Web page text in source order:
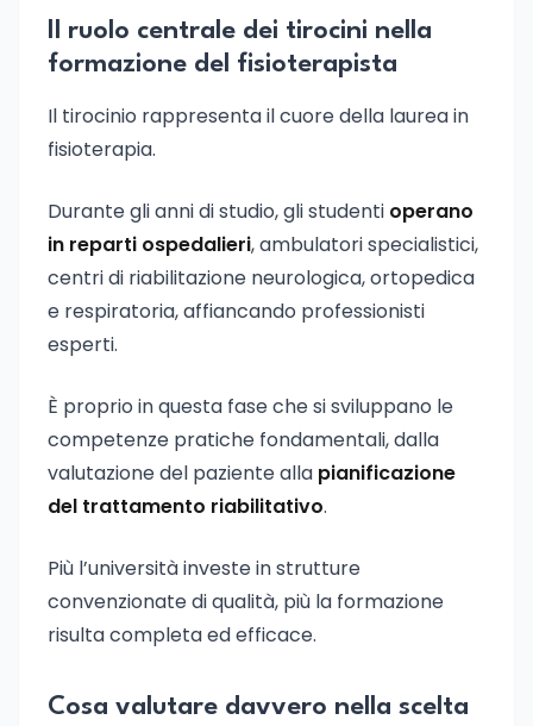
Il ruolo centrale dei tirocini nella
formazione del fisioterapista
Il tirocinio rappresenta il cuore della laurea in
fisioterapia.
Durante gli anni di studio, gli studenti operano
in reparti ospedalieri, ambulatori specialistici,
centri di riabilitazione neurologica, ortopedica
e respiratoria, affiancando professionisti
esperti.
È proprio in questa fase che si sviluppano le
competenze pratiche fondamentali, dalla
valutazione del paziente alla pianificazione
del trattamento riabilitativo.
Più l’università investe in strutture
convenzionate di qualità, più la formazione
risulta completa ed efficace.
Cosa valutare davvero nella scelta